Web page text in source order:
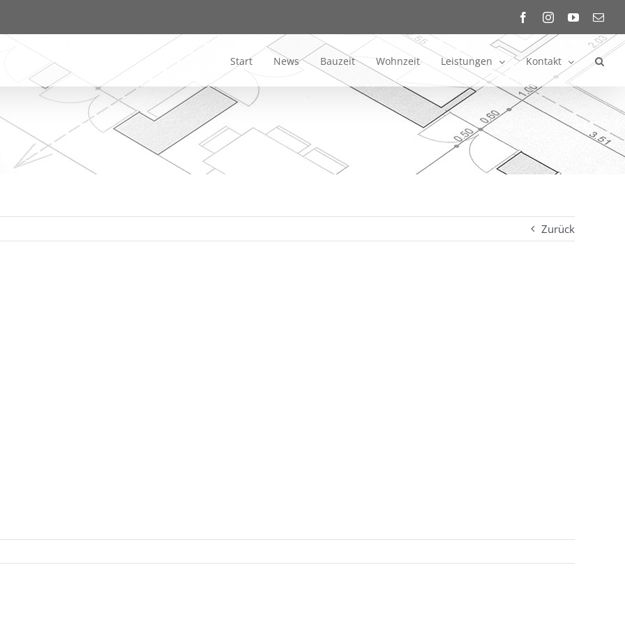
FacebookInstagramYouTube
E-
Start News Bauzeit Wohnzeit Leistungen Kontakt
Zurück